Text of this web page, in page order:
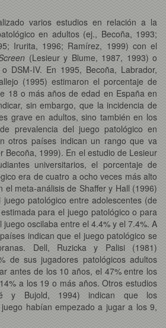
varios estudios en relación a la
en adultos (ej., Becoña, 1993;
Irurita, 1996; Ramírez, 1999) con el
(Lesieur y Blume, 1987, 1993) o
DSM-IV. En 1995, Becoña, Labrador,
(1995) estimaron el porcentaje de
18 o más años de edad en España en
sin embargo, que la incidencia de
grave en adultos, sino también en los
prevalencia del juego patológico en
otros países indican un rango que va
Becoña, 1999). En el estudio de Lesieur
universitarios, el porcentaje de
era de cuatro a ocho veces más alto
el meta-análisis de Shaffer y Hall (1996)
patológico entre adolescentes (de
para el juego patológico o para
oscilaba entre el 4.4% y el 7.4%. A
indican que el juego patológico se
Dell, Ruzicka y Palisi (1981)
de sus jugadores patológicos adultos
antes de los 10 años, el 47% entre los
a los 19 o más años. Otros estudios
y Bujold, 1994) indican que los
habían empezado a jugar a los 9,